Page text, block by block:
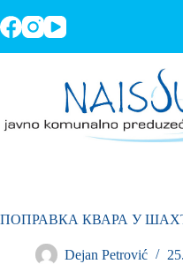
ПОПРАВКА КВАРА У
Dejan Petrović